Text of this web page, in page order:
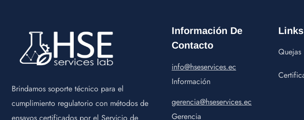
Brindamos soporte técnico para el
cumplimiento regulatorio con métodos de
ensayos certificados por el Servicio de
Información De
Contacto
info@hseservices.ec
Información
gerencia@hseservices.ec
Gerencia
Links
Quejas